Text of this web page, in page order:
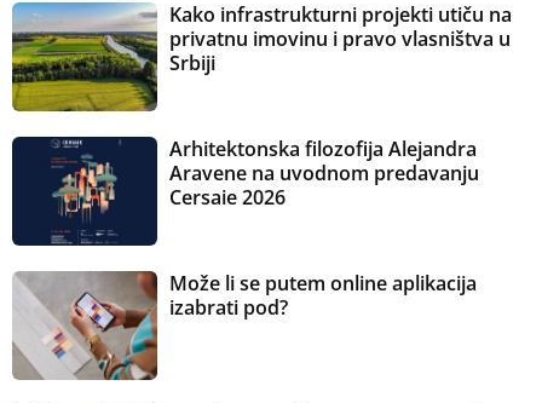
Kako infrastrukturni projekti utiču na
privatnu imovinu i pravo vlasništva u
Srbiji
Arhitektonska filozofija Alejandra
Aravene na uvodnom predavanju
Cersaie 2026
Može li se putem online aplikacija
izabrati pod?